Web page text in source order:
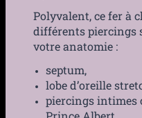
Polyvalent, ce fer à
différents piercings
votre anatomie :
septum,
lobe d’oreille
piercings intimes